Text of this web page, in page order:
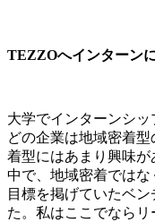
TEZZOへインターン
大学でインターンシ
どの企業は地域密着
着型にはあまり興味
中で、地域密着では
目標を掲げていたベ
た。私はここでなら